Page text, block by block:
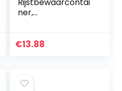
Rijstbewaarcontai
ner,
vochtbestendig,
€13.88